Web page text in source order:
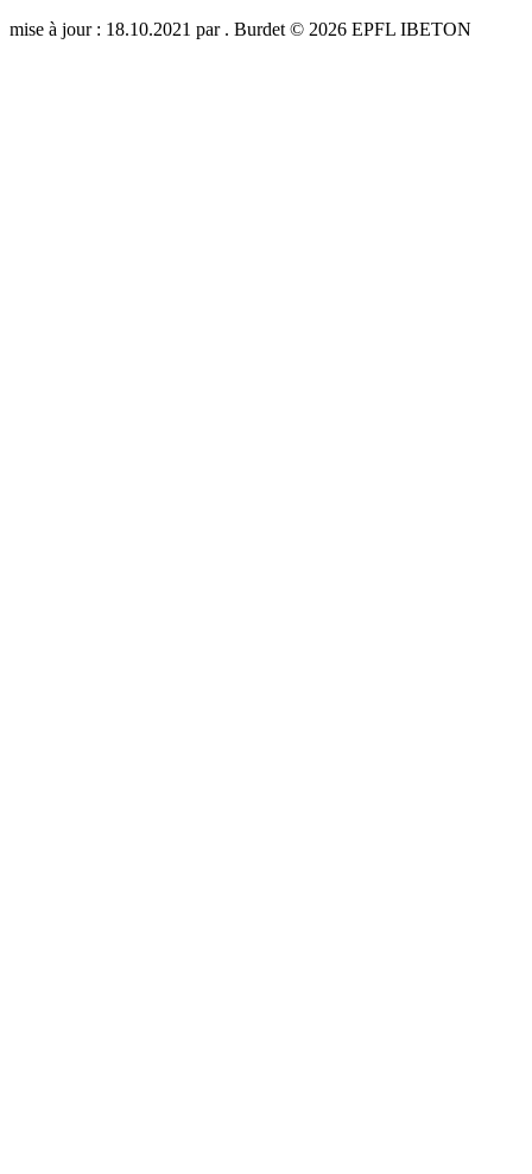
mise à jour : 18.10.2021 par . Burdet © 2026 EPFL IBETON